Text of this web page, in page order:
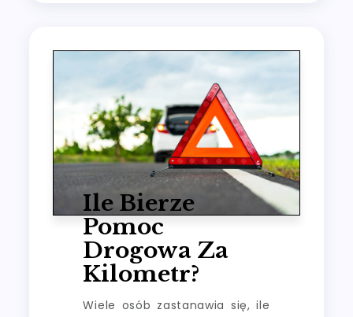
Ile Bierze
Pomoc
Drogowa Za
Kilometr?
Wiele osób zastanawia się, ile